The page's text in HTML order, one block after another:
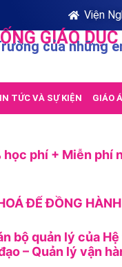
Viện
GIÁO
của những
TỨC VÀ SỰ KIỆN GIÁO
học phí + Miễn phí
ĐỂ ĐỒNG
bộ quản lý của
– Quản lý vận